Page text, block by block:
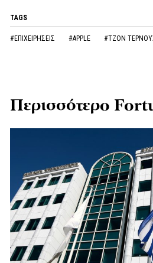
TAGS
#ΕΠΙΧΕΙΡΗΣΕΙΣ #APPLE #ΤΖΟΝ
Περισσότερο